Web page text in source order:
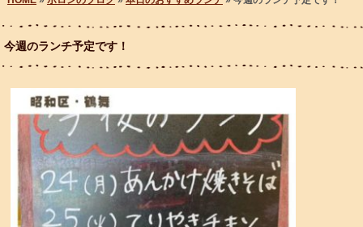
今週のランチ予定です！